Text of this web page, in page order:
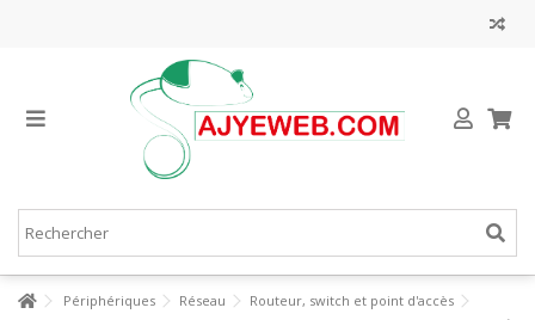
Périphériques Réseau
Routeur, switch et point d'accès